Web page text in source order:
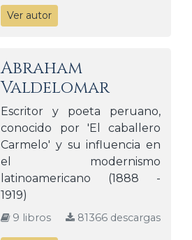
Ver autor
Abraham
Valdelomar
Escritor y poeta peruano,
conocido por 'El caballero
Carmelo' y su influencia en
el modernismo
latinoamericano (1888 -
1919)
9 libros 81366 descargas